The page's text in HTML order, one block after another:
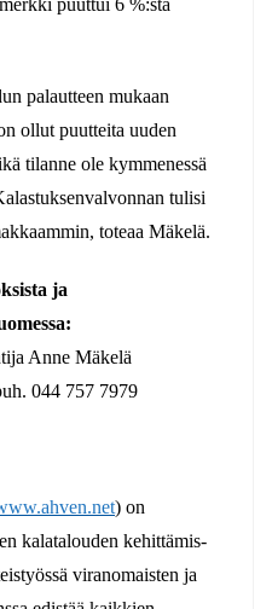
puuttui 6 %:sta
palautteen mukaan
ollut puutteita uuden
tilanne ole kymmenessä
tulisi
toteaa Mäkelä.
ja
Anne Mäkelä
044 757 7979
) on
kalatalouden kehittämis-
viranomaisten ja